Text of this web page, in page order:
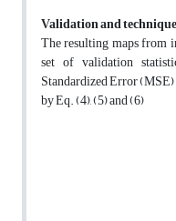
Validation and
The resulting maps from
set of validation
Standardized Error
by Eq. (4), (5) and (6)